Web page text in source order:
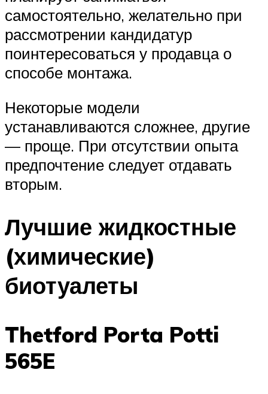
самостоятельно, желательно при
рассмотрении кандидатур
поинтересоваться у продавца о
способе монтажа.
Некоторые модели
устанавливаются сложнее, другие
— проще. При отсутствии опыта
предпочтение следует отдавать
вторым.
Лучшие жидкостные
(химические)
биотуалеты
Thetford Porta Potti
565E